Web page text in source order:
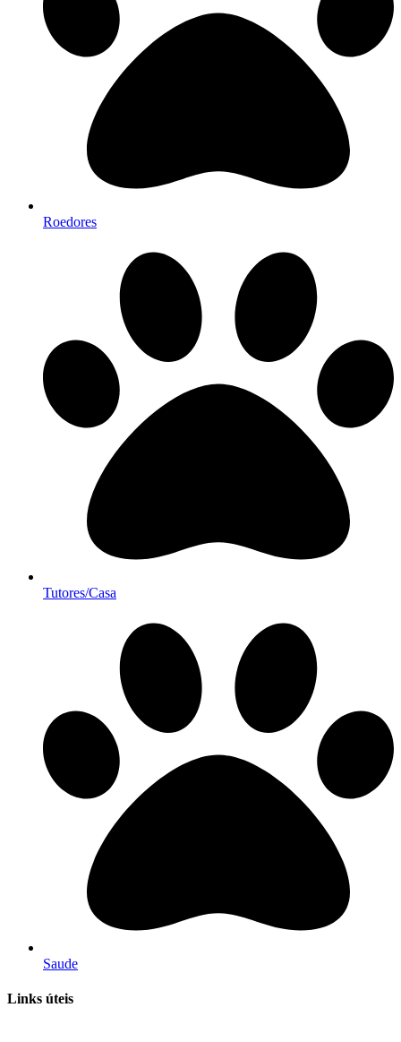
Roedores
Tutores/Casa
Saude
Links úteis